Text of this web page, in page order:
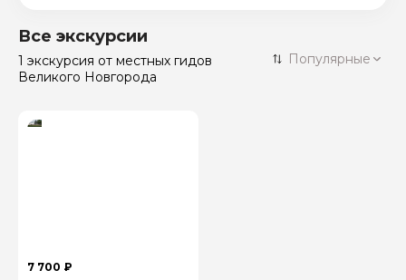
Санкт-Петербург
Россия
50 экскурсий
Все экскурсии
1 экскурсия от местных гидов
Великого Новгорода
Популярные
7 700 ₽